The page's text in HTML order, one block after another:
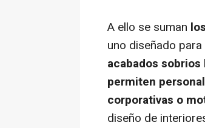
A ello se suman
uno diseñado
acabados
permiten
corporativas o
diseño de